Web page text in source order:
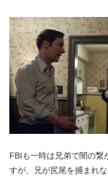
FBIも一時は兄弟で闇の繋
すが、兄が尻尾を捕まれ